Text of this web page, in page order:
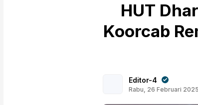
HUT
Koorcab
Editor-4
Rabu, 26 Februari